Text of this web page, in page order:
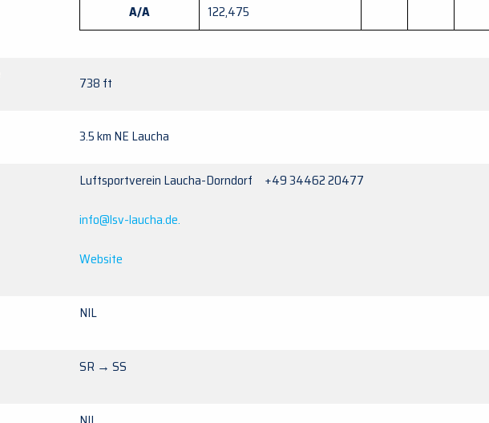
A/A
122,475
738 ft
3.5 km NE Laucha
Luftsportverein Laucha-Dorndorf +49 34462 20477
info@lsv-laucha.de.
Website
NIL
SR → SS